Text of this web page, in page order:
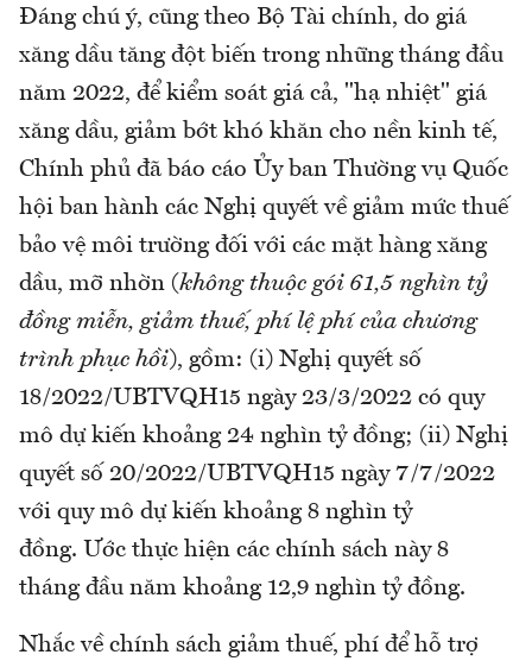
Đáng chú ý, cũng theo Bộ Tài chính, do giá
xăng dầu tăng đột biến trong những tháng đầu
năm 2022, để kiểm soát giá cả, "hạ nhiệt" giá
xăng dầu, giảm bớt khó khăn cho nền kinh tế,
Chính phủ đã báo cáo Ủy ban Thường vụ Quốc
hội ban hành các Nghị quyết về giảm mức thuế
bảo vệ môi trường đối với các mặt hàng xăng
dầu, mỡ nhờn (không thuộc gói 61,5 nghìn tỷ
đồng miễn, giảm thuế, phí lệ phí của chương
trình phục hồi), gồm: (i) Nghị quyết số
18/2022/UBTVQH15 ngày 23/3/2022 có quy
mô dự kiến khoảng 24 nghìn tỷ đồng; (ii) Nghị
quyết số 20/2022/UBTVQH15 ngày 7/7/2022
với quy mô dự kiến khoảng 8 nghìn tỷ
đồng. Ước thực hiện các chính sách này 8
tháng đầu năm khoảng 12,9 nghìn tỷ đồng.
Nhắc về chính sách giảm thuế, phí để hỗ trợ